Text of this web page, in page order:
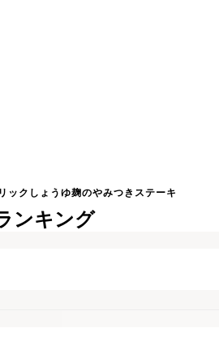
ックしょうゆ麹のやみつきステーキ
ンキング